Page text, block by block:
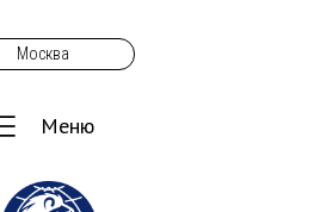
Москва
Меню